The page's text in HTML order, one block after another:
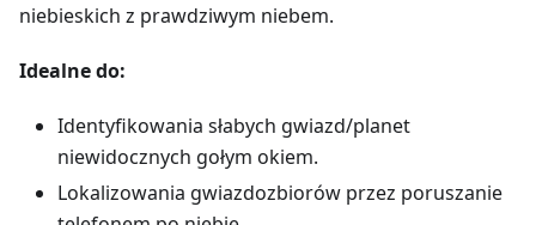
niebieskich z prawdziwym niebem.
Idealne do:
Identyfikowania słabych gwiazd/planet
niewidocznych gołym okiem.
Lokalizowania gwiazdozbiorów przez poruszanie